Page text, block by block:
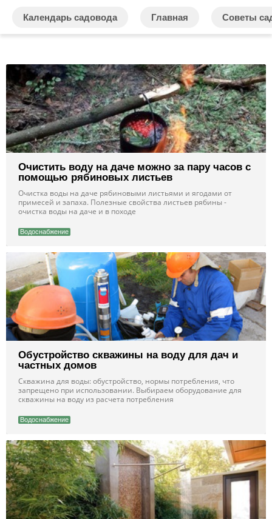
Календарь садовода Главная Советы
Очистить воду на даче можно за пару часов с
помощью рябиновых листьев
Очистка воды на даче рябиновыми листьями и ягодами от
примесей и запаха. Полезные свойства листьев рябины -
очистка воды на даче и в походе
Водоснабжение
Обустройство скважины на воду для дач и
частных домов
Скважина для воды: обустройство, нормы потребления, что
запрещено при использовании. Выбираем оборудование для
скважины на воду из расчета потребления
Водоснабжение